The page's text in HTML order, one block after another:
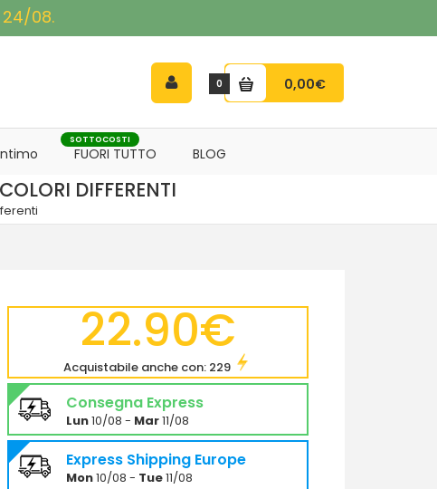
08.
0 0,00€
FUORI TUTTO
SOTTOCOSTI
BLOG
DIFFERENTI
22.90€
Acquistabile anche con: 229
Consegna Express
Lun10/08 - Mar11/08
Express Shipping Europe
Mon10/08 - Tue11/08